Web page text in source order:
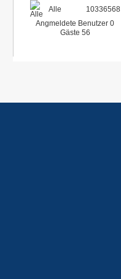
Alle
10336568
Angmeldete Benutzer 0
Gäste 56